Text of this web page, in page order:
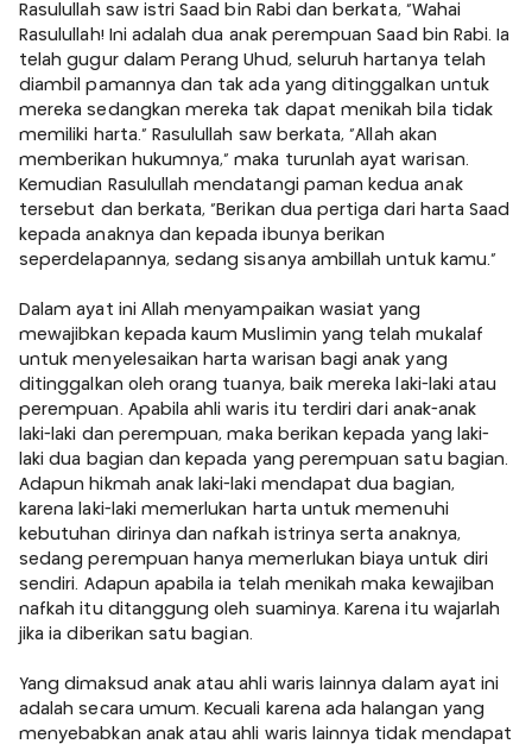
Rasulullah saw istri Saad bin Rabi dan berkata, "Wahai
Rasulullah! Ini adalah dua anak perempuan Saad bin Rabi. Ia
telah gugur dalam Perang Uhud, seluruh hartanya telah
diambil pamannya dan tak ada yang ditinggalkan untuk
mereka sedangkan mereka tak dapat menikah bila tidak
memiliki harta." Rasulullah saw berkata, "Allah akan
memberikan hukumnya," maka turunlah ayat warisan.
Kemudian Rasulullah mendatangi paman kedua anak
tersebut dan berkata, "Berikan dua pertiga dari harta Saad
kepada anaknya dan kepada ibunya berikan
seperdelapannya, sedang sisanya ambillah untuk kamu."
Dalam ayat ini Allah menyampaikan wasiat yang
mewajibkan kepada kaum Muslimin yang telah mukalaf
untuk menyelesaikan harta warisan bagi anak yang
ditinggalkan oleh orang tuanya, baik mereka laki-laki atau
perempuan. Apabila ahli waris itu terdiri dari anak-anak
laki-laki dan perempuan, maka berikan kepada yang laki-
laki dua bagian dan kepada yang perempuan satu bagian.
Adapun hikmah anak laki-laki mendapat dua bagian,
karena laki-laki memerlukan harta untuk memenuhi
kebutuhan dirinya dan nafkah istrinya serta anaknya,
sedang perempuan hanya memerlukan biaya untuk diri
sendiri. Adapun apabila ia telah menikah maka kewajiban
nafkah itu ditanggung oleh suaminya. Karena itu wajarlah
jika ia diberikan satu bagian.
Yang dimaksud anak atau ahli waris lainnya dalam ayat ini
adalah secara umum. Kecuali karena ada halangan yang
menyebabkan anak atau ahli waris lainnya tidak mendapat